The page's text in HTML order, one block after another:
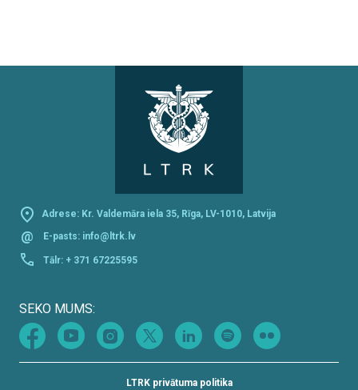
Adrese: Kr. Valdemāra iela 35, Rīga, LV-1010, Latvija
@ E-pasts: info@ltrk.lv
Tālr: + 371 67225595
SEKO MUMS:
LTRK privātuma politika